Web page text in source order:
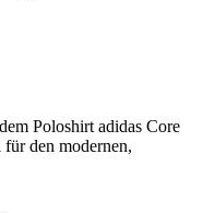
Poloshirt adidas Core
den modernen,